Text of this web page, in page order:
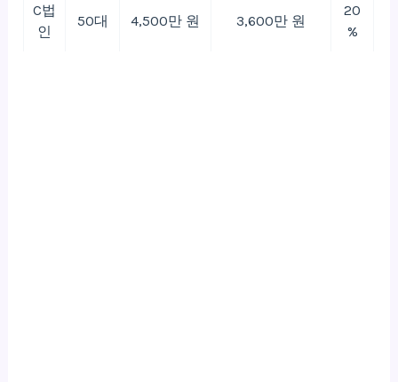
C법
인
50대 4,500만 원 3,600만 원
20
%